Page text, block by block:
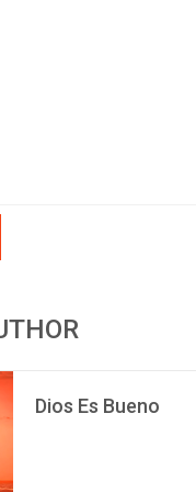
Dios Es Bueno